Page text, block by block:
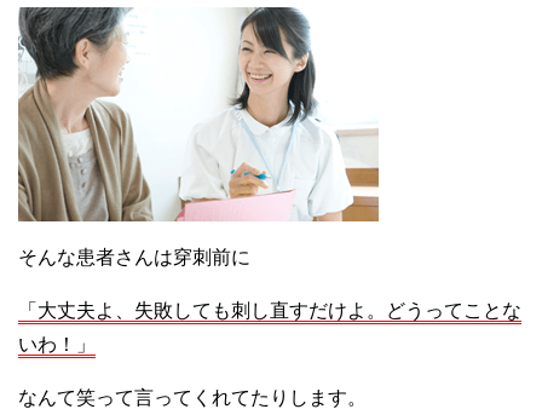
そんな患者さんは穿刺前に
「大丈夫よ、失敗しても刺し直すだけよ。どうってことな
いわ！」
なんて笑って言ってくれてたりします。